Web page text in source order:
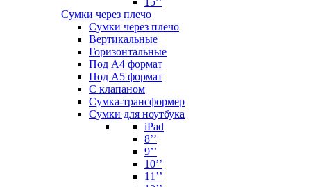
Сумки через плечо
Сумки через плечо
Вертикальные
Горизонтальные
Под А4 формат
Под А5 формат
С клапаном
Сумка-трансформер
Сумки для ноутбука
iPad
8’’
9’’
10’’
11’’